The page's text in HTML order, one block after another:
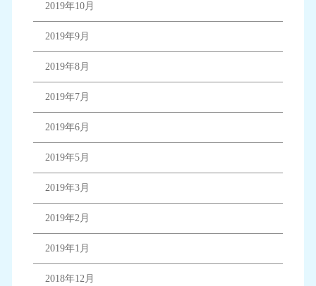
2019年10月
2019年9月
2019年8月
2019年7月
2019年6月
2019年5月
2019年3月
2019年2月
2019年1月
2018年12月